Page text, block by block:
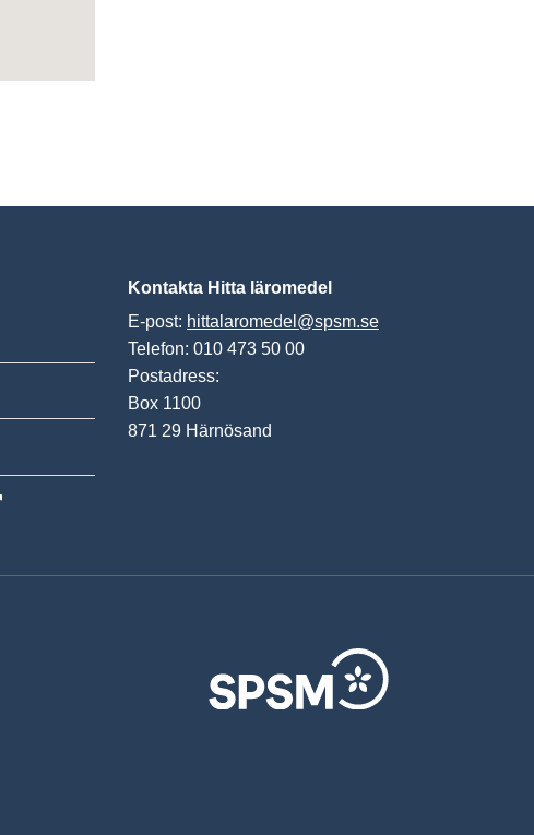
Kontakta Hitta läromedel
E-post: hittalaromedel@spsm.se
Telefon: 010 473 50 00
Postadress:
Box 1100
871 29 Härnösand